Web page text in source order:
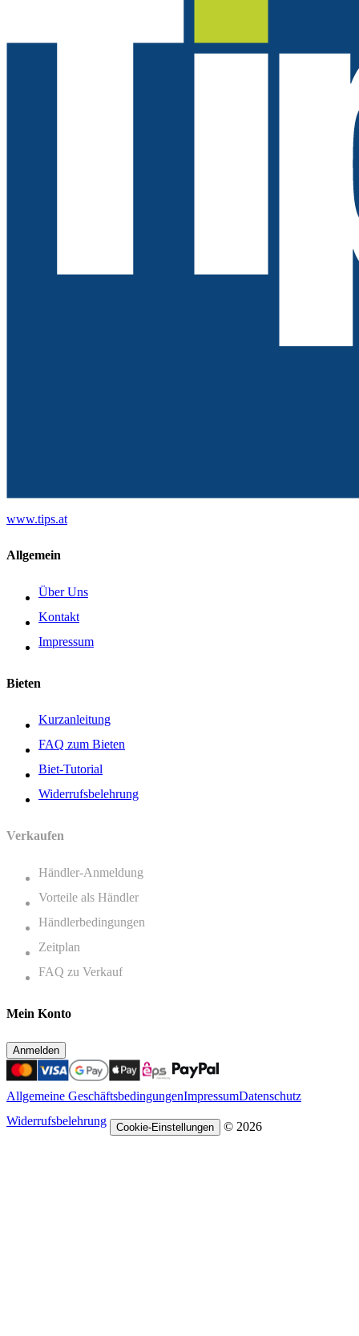
www.tips.at
Allgemein
Über Uns
Kontakt
Impressum
Bieten
Kurzanleitung
FAQ zum Bieten
Biet-Tutorial
Widerrufsbelehrung
Verkaufen
Händler-Anmeldung
Vorteile als Händler
Händlerbedingungen
Zeitplan
FAQ zu Verkauf
Mein Konto
Anmelden
Allgemeine GeschäftsbedingungenImpressumDatenschutz
Widerrufsbelehrung
Cookie-Einstellungen © 2026